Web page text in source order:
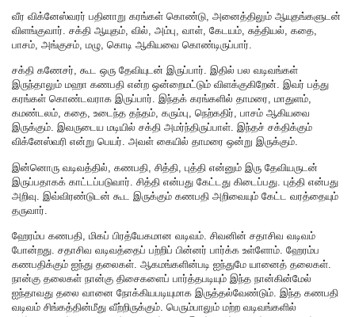
வீர விக்னேஸ்வரர் பதினாறு கரங்கள் கொண்டு, அனைத்திலும் ஆயுதங்களுடன்
விளங்குவார். சக்தி ஆயுதம், வில், அம்பு, வாள், கேடயம், சுத்தியல், கதை,
பாசம், அங்குசம், மழு, கொடி ஆகியவை கொண்டிருப்பார்.
சக்தி கணேசர், கூட ஒரு தேவியுடன் இருப்பார். இதில் பல வடிவங்கள்
இருந்தாலும் மஹா கணபதி என்ற ஒன்றைமட்டும் விளக்குகிறேன். இவர் பத்து
கரங்கள் கொண்டவராக இருப்பார். இந்தக் கரங்களில் தாமரை, மாதுளம்,
கமண்டலம், கதை, உடைந்த தந்தம், கரும்பு, நெற்கதிர், பாசம் ஆகியவை
இருக்கும். இவருடைய மடியில் சக்தி அமர்ந்திருப்பாள். இந்தச் சக்திக்கும்
விக்னேஸ்வரி என்று பெயர். அவள் கையில் தாமரை ஒன்று இருக்கும்.
இன்னொரு வடிவத்தில், கணபதி, சித்தி, புத்தி என்னும் இரு தேவியருடன்
இருப்பதாகக் காட்டப்படுவார். சித்தி என்பது கேட்டது கிடைப்பது. புத்தி என்பது
அறிவு. இவ்விரண்டுடன் கூட இருக்கும் கணபதி அறிவையும் கேட்ட வரத்தையும்
தருவார்.
ஹேரம்ப கணபதி, மிகப் பிரத்யேகமான வடிவம். சிவனின் சதாசிவ வடிவம்
போன்றது. சதாசிவ வடிவத்தைப் பற்றிப் பின்னர் பார்க்க உள்ளோம். ஹேரம்ப
கணபதிக்கும் ஐந்து தலைகள். ஆகமங்களின்படி ஐந்துமே யானைத் தலைகள்.
நான்கு தலைகள் நான்கு திசைகளைப் பார்த்தபடியும் இந்த நான்கின்மேல்
ஐந்தாவது தலை வானை நோக்கியபடியுமாக இருத்தல்வேண்டும். இந்த கணபதி
வடிவம் சிங்கத்தின்மீது வீற்றிருக்கும். பெரும்பாலும் மற்ற வடிவங்களில்